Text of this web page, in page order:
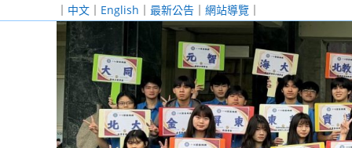
｜ 中文 ｜ English ｜ 最新公告 ｜ 網站導覽 ｜